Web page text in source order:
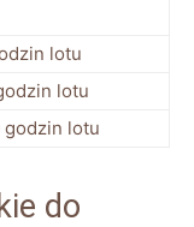
lotu
lotu
godzin lotu
do